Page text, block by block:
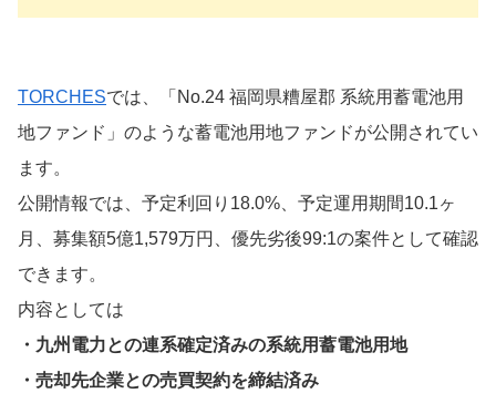
TORCHESでは、「No.24 福岡県糟屋郡 系統用蓄電池用
地ファンド」のような蓄電池用地ファンドが公開されてい
ます。
公開情報では、予定利回り18.0%、予定運用期間10.1ヶ
月、募集額5億1,579万円、優先劣後99:1の案件として確認
できます。
内容としては
・九州電力との連系確定済みの系統用蓄電池用地
・売却先企業との売買契約を締結済み